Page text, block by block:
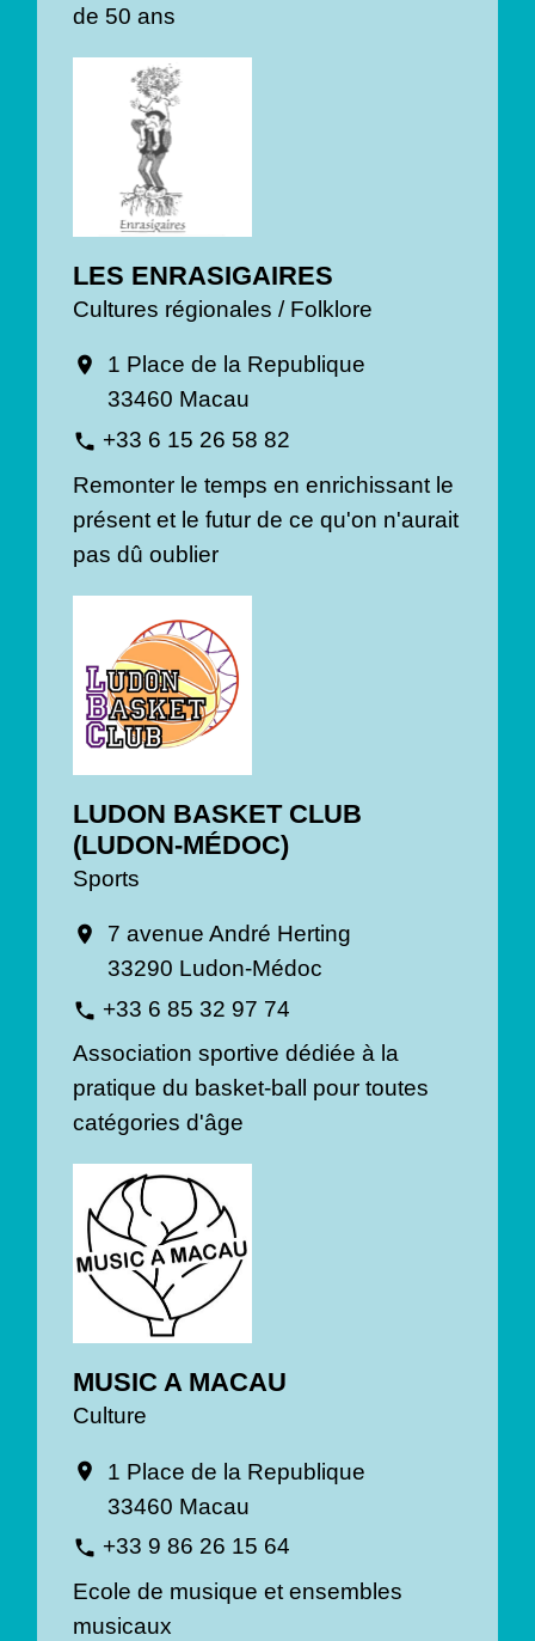
de 50 ans
LES ENRASIGAIRES
Cultures régionales / Folklore
location_on
1 Place de la Republique
33460 Macau
phone +33 6 15 26 58 82
Remonter le temps en enrichissant le
présent et le futur de ce qu'on n'aurait
pas dû oublier
LUDON BASKET CLUB
(LUDON-MÉDOC)
Sports
location_on
7 avenue André Herting
33290 Ludon-Médoc
phone +33 6 85 32 97 74
Association sportive dédiée à la
pratique du basket-ball pour toutes
catégories d'âge
MUSIC A MACAU
Culture
location_on
1 Place de la Republique
33460 Macau
phone +33 9 86 26 15 64
Ecole de musique et ensembles
musicaux